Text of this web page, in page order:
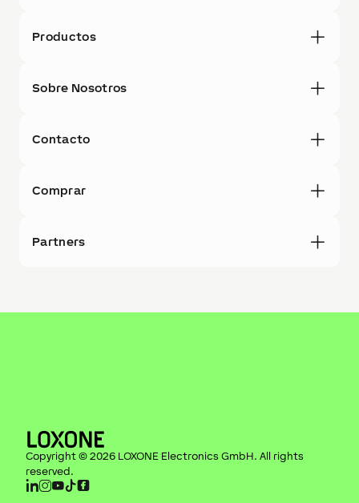
Productos
Sobre Nosotros
Contacto
Comprar
Partners
Copyright © 2026 LOXONE Electronics GmbH. All rights
reserved.